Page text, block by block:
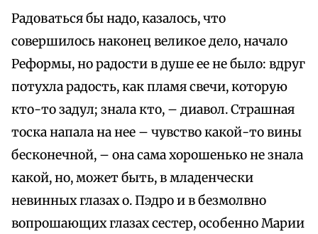
Радоваться бы надо, казалось, что
совершилось наконец великое дело, начало
Реформы, но радости в душе ее не было: вдруг
потухла радость, как пламя свечи, которую
кто-то задул; знала кто, – диавол. Страшная
тоска напала на нее – чувство какой-то вины
бесконечной, – она сама хорошенько не знала
какой, но, может быть, в младенчески
невинных глазах о. Пэдро и в безмолвно
вопрошающих глазах сестер, особенно Марии